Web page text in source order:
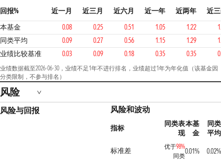
回报% 近一月 近三月 近六月 近一年 近两年
近
本基金
0.08 0.25 0.51 1.05 1.22
同类平均
0.09 0.27 0.56 1.15 1.29
业绩比较基准
0.03 0.09 0.18 0.35 0.35
业绩数据截至2026-06-30，业绩不足1年不进行排名，业绩超过1年为年化值（该基金因
分类限制，不参与排名）
风险
风险与回报 风险和波动
指标
同类表
现
本基
金
同类
平均
标准差
优于98%
同类
0.01% 0.02%